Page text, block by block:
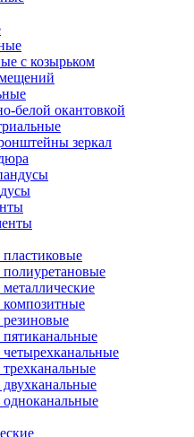
с козырьком
белой окантовкой
зеркал